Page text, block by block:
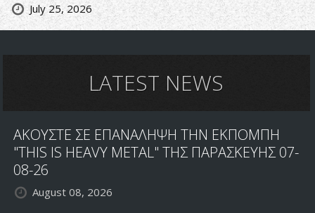
July 25, 2026
LATEST NEWS
ΑΚΟΥΣΤΕ ΣΕ ΕΠΑΝΑΛΗΨΗ ΤΗΝ ΕΚΠΟΜΠΗ
"THIS IS HEAVY METAL" ΤΗΣ ΠΑΡΑΣΚΕΥΗΣ 07-
08-26
August 08, 2026